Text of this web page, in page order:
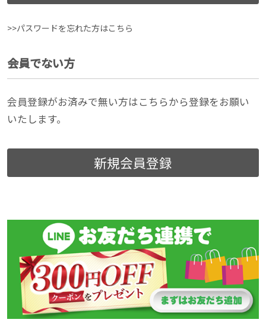
>>パスワードを忘れた方はこちら
会員でない方
会員登録がお済みで無い方はこちらから登録をお願い
いたします。
新規会員登録